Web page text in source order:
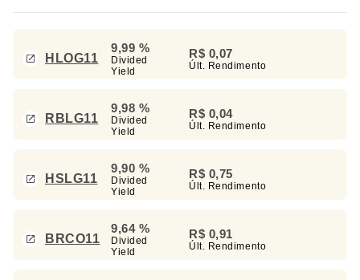
HLOG11
9,99 %
Divided
Yield
R$ 0,07
Últ. Rendimento
RBLG11
9,98 %
Divided
Yield
R$ 0,04
Últ. Rendimento
HSLG11
9,90 %
Divided
Yield
R$ 0,75
Últ. Rendimento
BRCO11
9,64 %
Divided
Yield
R$ 0,91
Últ. Rendimento